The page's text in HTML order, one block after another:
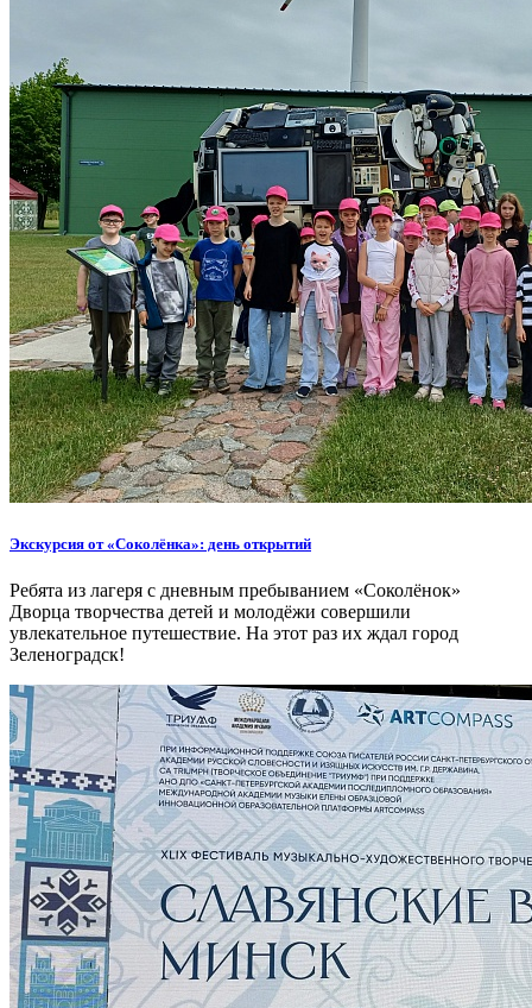
Экскурсия от «Соколёнка»: день открытий
Ребята из лагеря с дневным пребыванием «Соколёнок»
Дворца творчества детей и молодёжи совершили
увлекательное путешествие. На этот раз их ждал город
Зеленоградск!